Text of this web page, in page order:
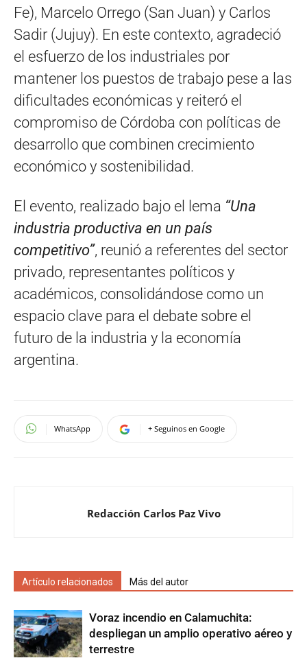
Fe), Marcelo Orrego (San Juan) y Carlos
Sadir (Jujuy). En este contexto, agradeció
el esfuerzo de los industriales por
mantener los puestos de trabajo pese a las
dificultades económicas y reiteró el
compromiso de Córdoba con políticas de
desarrollo que combinen crecimiento
económico y sostenibilidad.
El evento, realizado bajo el lema “Una
industria productiva en un país
competitivo”, reunió a referentes del sector
privado, representantes políticos y
académicos, consolidándose como un
espacio clave para el debate sobre el
futuro de la industria y la economía
argentina.
WhatsApp + Seguinos en Google
Redacción Carlos Paz Vivo
Artículo relacionados Más del autor
Voraz incendio en Calamuchita:
despliegan un amplio operativo aéreo y
terrestre